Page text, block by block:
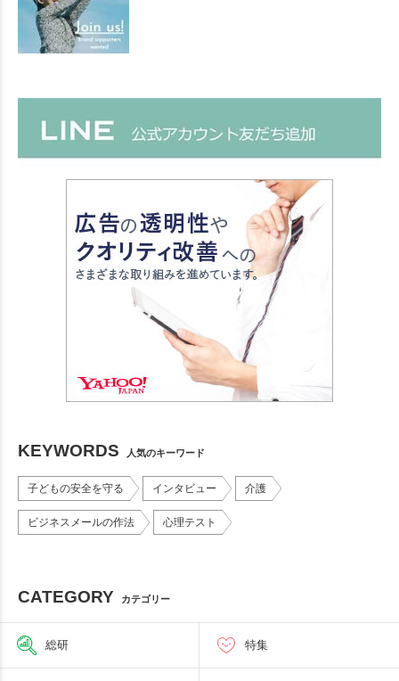
KEYWORDS 人気のキーワード
子どもの安全を守る インタビュー 介護
ビジネスメールの作法 心理テスト
CATEGORY カテゴリー
総研 特集